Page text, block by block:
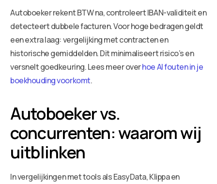
Autoboeker rekent BTW na, controleert IBAN-validiteit en
detecteert dubbele facturen. Voor hoge bedragen geldt
een extra laag: vergelijking met contracten en
historische gemiddelden. Dit minimaliseert risico’s en
versnelt goedkeuring. Lees meer overhoe AI fouten in je
boekhouding voorkomt.
Autoboeker vs.
concurrenten: waarom wij
uitblinken
In vergelijkingen met tools als EasyData, Klippa en